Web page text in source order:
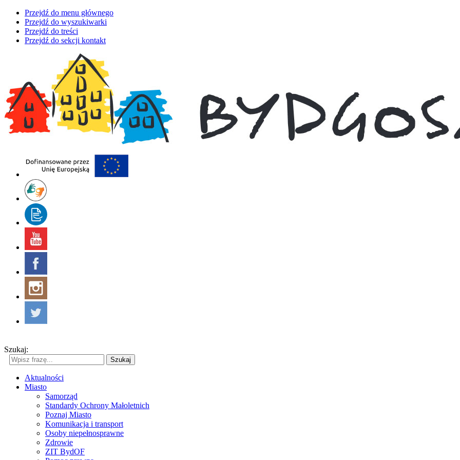
Przejdź do menu głównego
Przejdź do wyszukiwarki
Przejdź do treści
Przejdź do sekcji kontakt
Szukaj:
Szukaj
Aktualności
Miasto
Samorząd
Standardy Ochrony Małoletnich
Poznaj Miasto
Komunikacja i transport
Osoby niepełnosprawne
Zdrowie
ZIT BydOF